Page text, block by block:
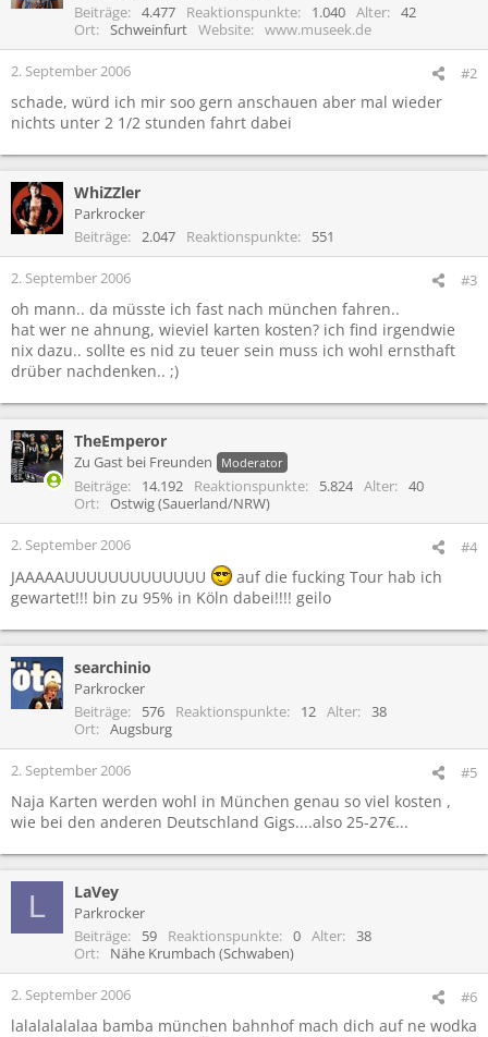
Beiträge 4.477 Reaktionspunkte 1.040 Alter
42
Ort
Schweinfurt Website www.museek.de
2. September 2006 #2
schade, würd ich mir soo gern anschauen aber mal wieder
nichts unter 2 1/2 stunden fahrt dabei
WhiZZler
Parkrocker
Beiträge
2.047 Reaktionspunkte 551
2. September 2006 #3
oh mann.. da müsste ich fast nach münchen fahren..
hat wer ne ahnung, wieviel karten kosten? ich find irgendwie
nix dazu.. sollte es nid zu teuer sein muss ich wohl ernsthaft
drüber nachdenken.. ;)
TheEmperor
Zu Gast bei Freunden Moderator
Beiträge 14.192 Reaktionspunkte 5.824 Alter
40
Ort
Ostwig (Sauerland/NRW)
2. September 2006 #4
JAAAAAUUUUUUUUUUUUU
auf die fucking Tour hab ich
gewartet!!! bin zu 95% in Köln dabei!!!! geilo
searchinio
Parkrocker
Beiträge
576 Reaktionspunkte 12 Alter
38
Ort
Augsburg
2. September 2006 #5
Naja Karten werden wohl in München genau so viel kosten ,
wie bei den anderen Deutschland Gigs....also 25-27€...
L LaVey
Parkrocker
Beiträge
59 Reaktionspunkte 0 Alter
38
Ort
Nähe Krumbach (Schwaben)
2. September 2006 #6
lalalalalalaa bamba münchen bahnhof mach dich auf ne wodka